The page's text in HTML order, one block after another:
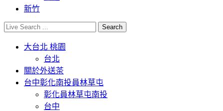
新竹
大台北 桃園
台北
關於外送茶
台中彰化南投員林草屯
彰化員林草屯南投
台中